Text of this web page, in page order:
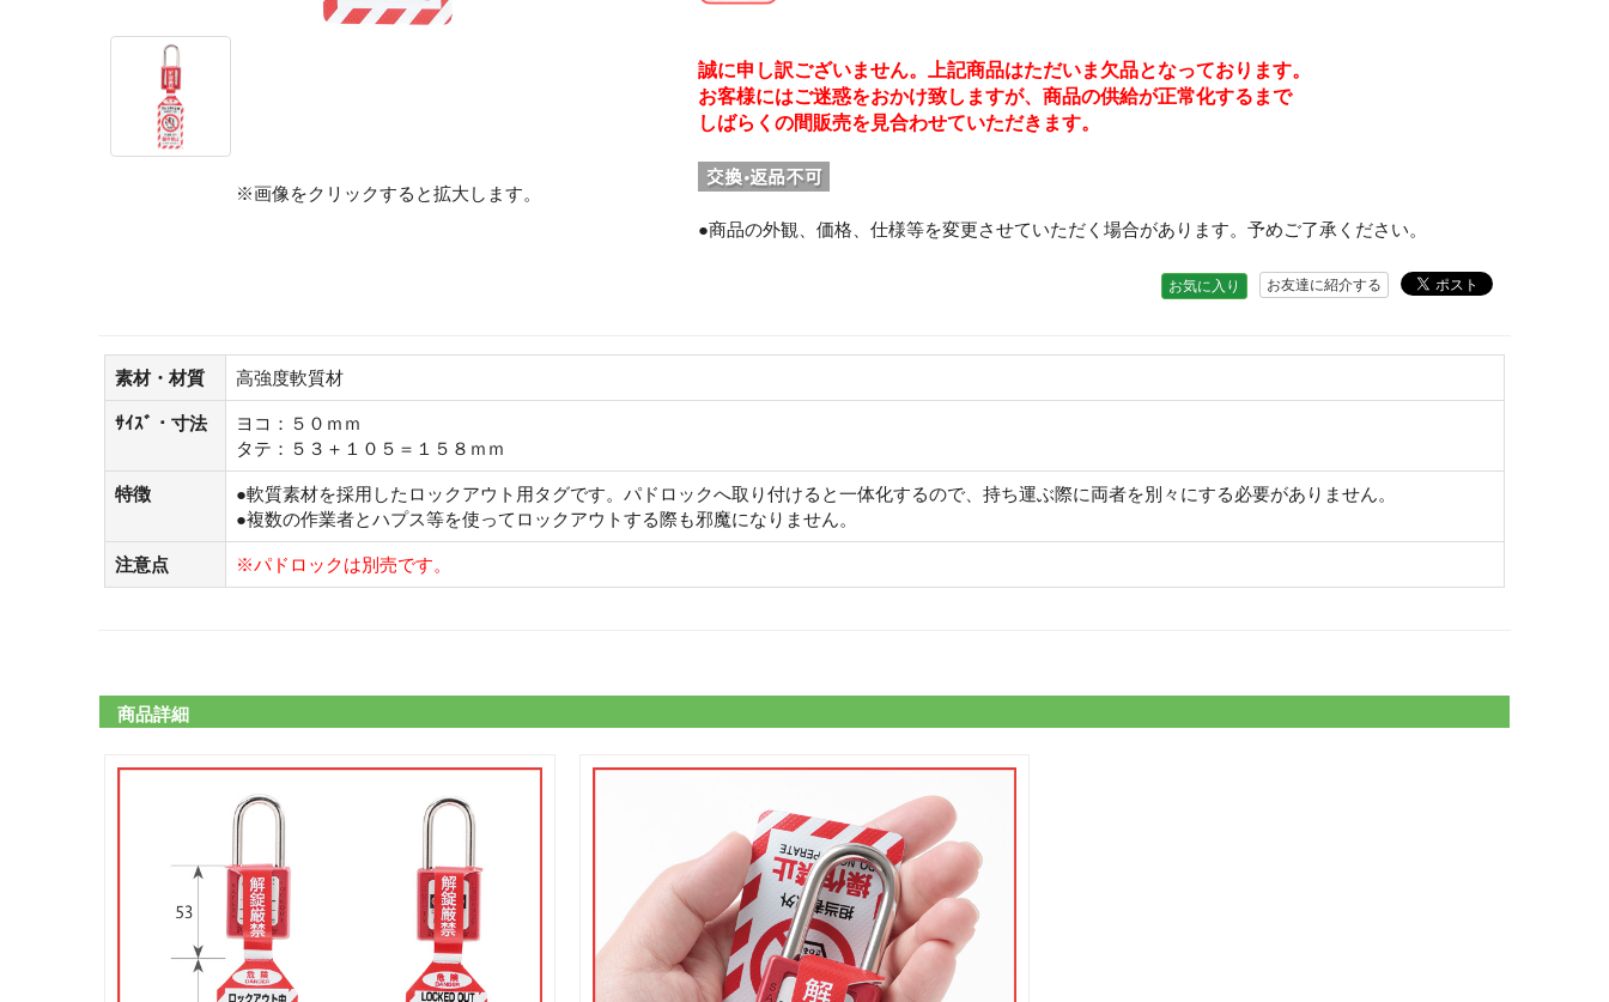
※画像をクリックすると拡大します。
誠に申し訳ございません。上記商品はただいま欠品となっております。
お客様にはご迷惑をおかけ致しますが、商品の供給が正常化するまで
しばらくの間販売を見合わせていただきます。
●商品の外観、価格、仕様等を変更させていただく場合があります。予めご了承ください。
お友達に紹介する
お気に入り
素材・材質 高強度軟質材
ｻｲｽﾞ・寸法
ヨコ：５０ｍｍ
タテ：５３＋１０５＝１５８ｍｍ
特徴
●軟質素材を採用したロックアウト用タグです。パドロックへ取り付けると一体化するので、持ち運ぶ際に両者を別々にする必要がありません。
●複数の作業者とハプス等を使ってロックアウトする際も邪魔になりません。
注意点 ※パドロックは別売です。
商品詳細